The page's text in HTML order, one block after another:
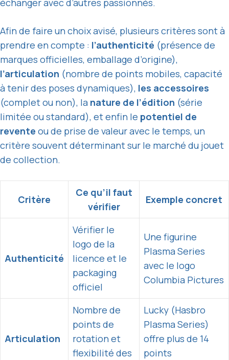
Afin de faire un choix avisé, plusieurs critères sont à
prendre en compte : l’authenticité (présence de
marques officielles, emballage d’origine),
l’articulation (nombre de points mobiles, capacité
à tenir des poses dynamiques), les accessoires
(complet ou non), la nature de l’édition (série
limitée ou standard), et enfin le potentiel de
revente ou de prise de valeur avec le temps, un
critère souvent déterminant sur le marché du jouet
de collection.
Critère
Ce qu’il faut
vérifier
Exemple concret
Authenticité
Vérifier le
logo de la
licence et le
packaging
officiel
Une figurine
Plasma Series
avec le logo
Columbia Pictures
Articulation
Nombre de
points de
rotation et
flexibilité des
Lucky (Hasbro
Plasma Series)
offre plus de 14
points